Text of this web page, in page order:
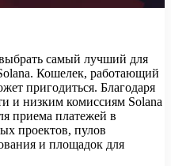
самый лучший для
Кошелек, работающий
пригодиться. Благодаря
и низким комиссиям Solana
приема платежей в
проектов, пулов
и площадок для